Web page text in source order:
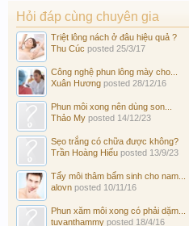
Hỏi đáp cùng chuyên gia
Triệt lông nách ở đâu hiệu quả ?
Thu Cúc posted 25/3/17
Công nghệ phun lông mày cho...
Xuân Hương posted 28/12/16
Phun môi xong nên dùng son...
Thảo My posted 14/12/23
Sẹo trắng có chữa được không?
Trần Hoàng Hiếu posted 13/9/23
Tẩy môi thâm bẩm sinh cho nam...
alovn posted 10/11/16
Phun xăm môi xong có phải dặm...
tuvanthammy posted 18/4/16